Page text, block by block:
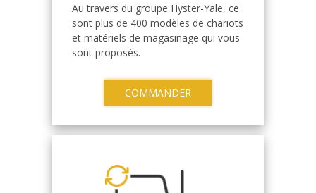
Au travers du groupe Hyster-Yale, ce
sont plus de 400 modèles de chariots
et matériels de magasinage qui vous
sont proposés.
COMMANDER